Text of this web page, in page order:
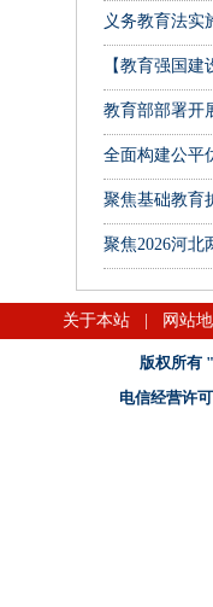
义务教育法实
【教育强国
教育部部署开
全面构建公平
聚焦基础教育
聚焦2026河北
关于本站 网站
版权所有
电信经营许